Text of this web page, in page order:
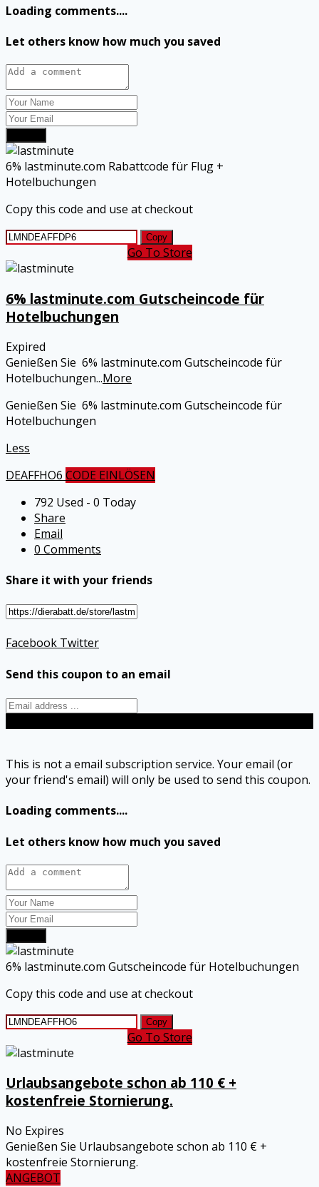
Loading comments....
Let others know how much you saved
6% lastminute.com Rabattcode für Flug +
Hotelbuchungen
Copy this code and use at checkout
Copy
Go To Store
6% lastminute.com Gutscheincode für
Hotelbuchungen
Expired
Genießen Sie 6% lastminute.com Gutscheincode für
Hotelbuchungen...More
Genießen Sie 6% lastminute.com Gutscheincode für
Hotelbuchungen
Less
DEAFFHO6 CODE EINLÖSEN
792 Used - 0 Today
Share
Email
0 Comments
Share it with your friends
Facebook Twitter
Send this coupon to an email
This is not a email subscription service. Your email (or
your friend's email) will only be used to send this coupon.
Loading comments....
Let others know how much you saved
6% lastminute.com Gutscheincode für Hotelbuchungen
Copy this code and use at checkout
Copy
Go To Store
Urlaubsangebote schon ab 110 € +
kostenfreie Stornierung.
No Expires
Genießen Sie Urlaubsangebote schon ab 110 € +
kostenfreie Stornierung.
ANGEBOT